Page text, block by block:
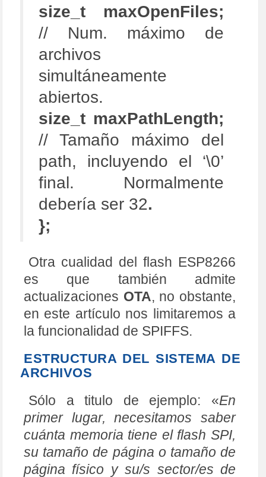
size_t maxOpenFiles;
// Num. máximo de
archivos
simultáneamente
abiertos.
size_t maxPathLength;
// Tamaño máximo del
path, incluyendo el ‘\0’
final. Normalmente
debería ser 32.
};
Otra cualidad del flash ESP8266
es que también admite
actualizaciones OTA, no obstante,
en este artículo nos limitaremos a
la funcionalidad de SPIFFS.
ESTRUCTURA DEL SISTEMA DE
ARCHIVOS
Sólo a titulo de ejemplo: «En
primer lugar, necesitamos saber
cuánta memoria tiene el flash SPI,
su tamaño de página o tamaño de
página físico y su/s sector/es de